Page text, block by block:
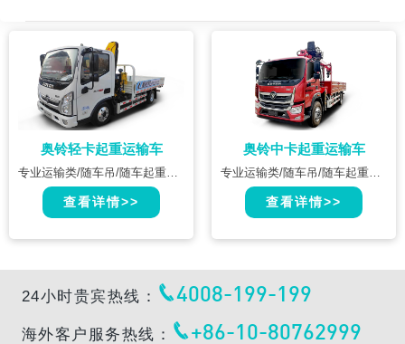
奥铃轻卡起重运输车
专业运输类/随车吊/随车起重运输车
查看详情>>
奥铃中卡起重运输车
专业运输类/随车吊/随车起重运输车
查看详情>>
24小时贵宾热线： 4008-199-199
海外客户服务热线： +86-10-80762999